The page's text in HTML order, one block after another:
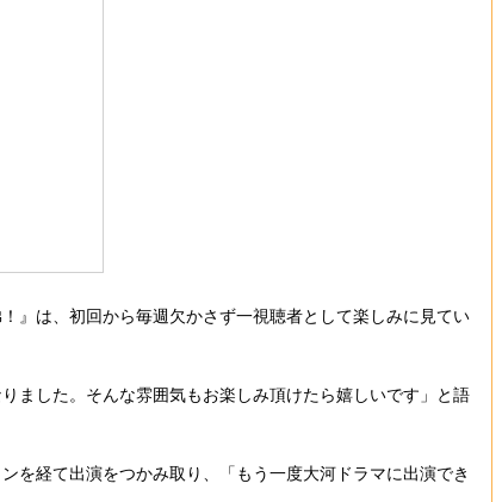
』は、初回から毎週欠かさず一視聴者として楽しみに見てい
ました。そんな雰囲気もお楽しみ頂けたら嬉しいです」と語
を経て出演をつかみ取り、「もう一度大河ドラマに出演でき